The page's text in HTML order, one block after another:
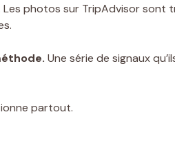
photos sur TripAdvisor sont
Une série de signaux
partout.